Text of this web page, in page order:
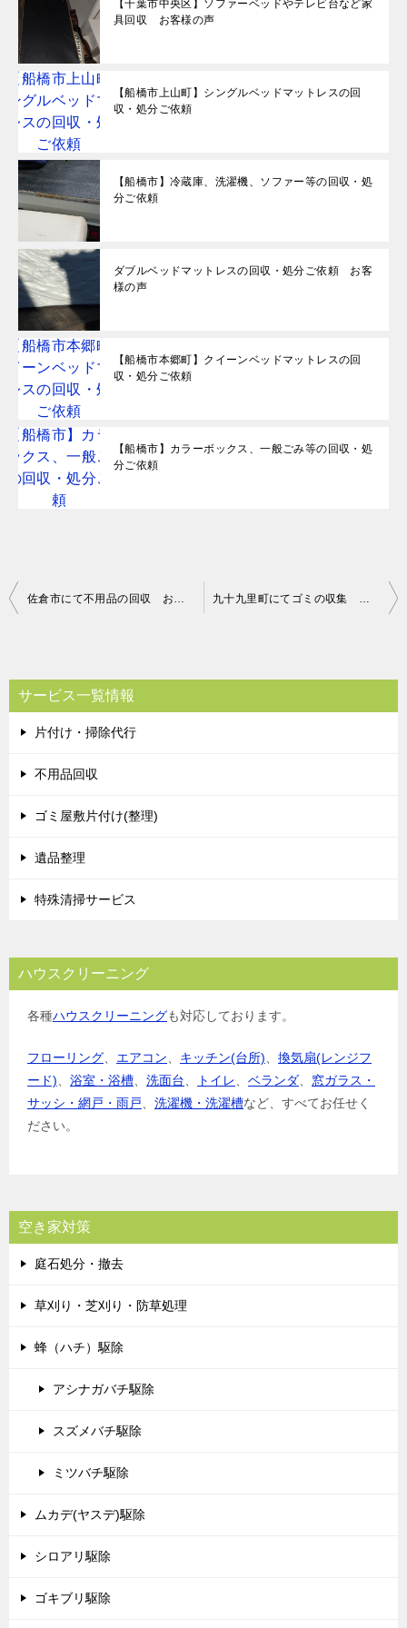
【千葉市中央区】ソファーベッドやテレビ台など家
具回収 お客様の声
【船橋市上山町】シングルベッドマットレスの回
収・処分ご依頼
【船橋市】冷蔵庫、洗濯機、ソファー等の回収・処
分ご依頼
ダブルベッドマットレスの回収・処分ご依頼 お客
様の声
【船橋市本郷町】クイーンベッドマットレスの回
収・処分ご依頼
【船橋市】カラーボックス、一般ごみ等の回収・処
分ご依頼
投
ビ
ゲ
ー
シ
佐倉市にて不用品の回収 お客様の声 九十九里町にてゴミの収集 お客様の声
サービス一覧情報
片付け・掃除代行
不用品回収
ゴミ屋敷片付け(整理)
遺品整理
特殊清掃サービス
ハウスクリーニング
各種ハウスクリーニングも対応しております。
フローリング エアコン キッチン(台所)
換気扇(レンジフ
ード)
浴室・浴槽 洗面台 トイレ ベランダ
窓ガラス・
サッシ・網戸・雨戸
洗濯機・洗濯槽など、すべてお任せく
ださい。
空き家対策
庭石処分・撤去
草刈り・芝刈り・防草処理
蜂（ハチ）駆除
アシナガバチ駆除
スズメバチ駆除
ミツバチ駆除
ムカデ(ヤスデ)駆除
シロアリ駆除
ゴキブリ駆除